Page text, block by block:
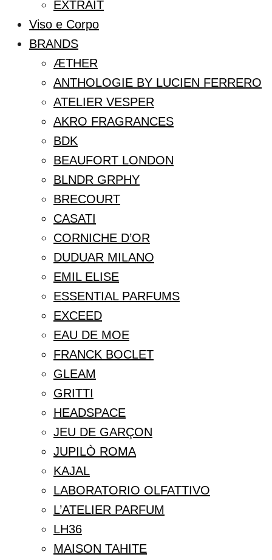
EXTRAIT
Viso e Corpo
BRANDS
ÆTHER
ANTHOLOGIE BY LUCIEN FERRERO
ATELIER VESPER
AKRO FRAGRANCES
BDK
BEAUFORT LONDON
BLNDR GRPHY
BRECOURT
CASATI
CORNICHE D’OR
DUDUAR MILANO
EMIL ELISE
ESSENTIAL PARFUMS
EXCEED
EAU DE MOE
FRANCK BOCLET
GLEAM
GRITTI
HEADSPACE
JEU DE GARÇON
JUPILÒ ROMA
KAJAL
LABORATORIO OLFATTIVO
L’ATELIER PARFUM
LH36
MAISON TAHITE